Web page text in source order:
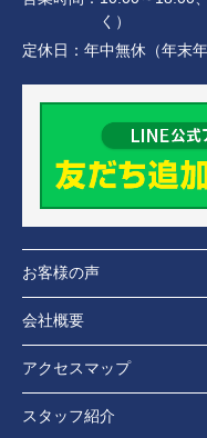
く）
定休日： 年中無休（年末
お客様の声
会社概要
アクセスマップ
スタッフ紹介